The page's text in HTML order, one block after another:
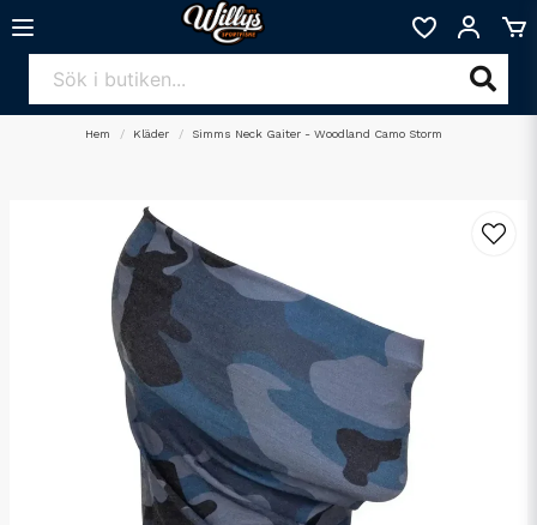
Hem Kläder Simms Neck Gaiter - Woodland Camo Storm